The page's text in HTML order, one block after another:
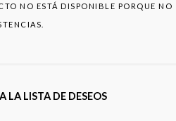
NO ESTÁ DISPONIBLE PORQUE NO
LA LISTA DE DESEOS